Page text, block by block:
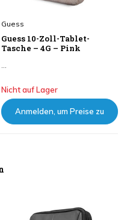
Guess
Guess 10-Zoll-Tablet-
Tasche – 4G – Pink
Nicht auf Lager
Anmelden, um Preise zu